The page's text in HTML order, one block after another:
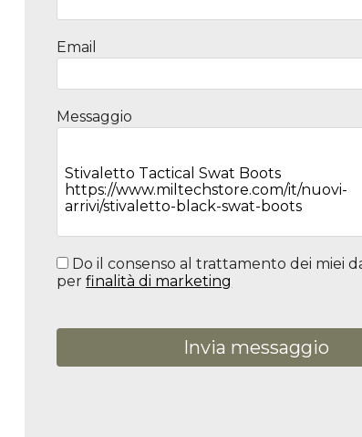
Email
Messaggio
Do il consenso al trattamento dei miei
perfinalità di marketing
Invia messaggio